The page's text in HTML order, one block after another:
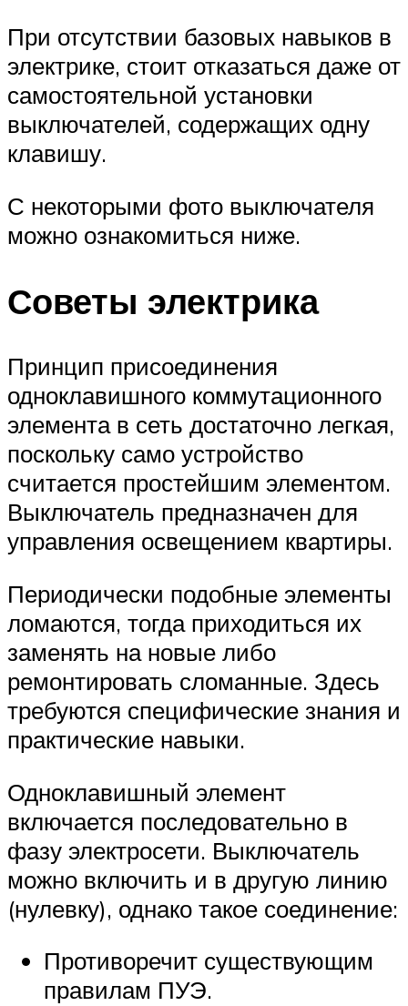
При отсутствии базовых навыков в
электрике, стоит отказаться даже от
самостоятельной установки
выключателей, содержащих одну
клавишу.
С некоторыми фото выключателя
можно ознакомиться ниже.
Советы электрика
Принцип присоединения
одноклавишного коммутационного
элемента в сеть достаточно легкая,
поскольку само устройство
считается простейшим элементом.
Выключатель предназначен для
управления освещением квартиры.
Периодически подобные элементы
ломаются, тогда приходиться их
заменять на новые либо
ремонтировать сломанные. Здесь
требуются специфические знания и
практические навыки.
Одноклавишный элемент
включается последовательно в
фазу электросети. Выключатель
можно включить и в другую линию
(нулевку), однако такое соединение:
Противоречит существующим
правилам ПУЭ.